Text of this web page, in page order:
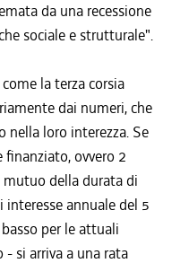
da una recessione
sociale e strutturale".
la terza corsia
dai numeri, che
nella loro interezza. Se
ovvero 2
della durata di
annuale del 5
per le attuali
si arriva a una rata